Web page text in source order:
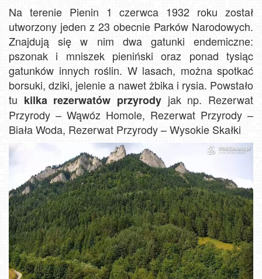
Na terenie Pienin 1 czerwca 1932 roku został
utworzony jeden z 23 obecnie Parków Narodowych.
Znajdują się w nim dwa gatunki endemiczne:
pszonak i mniszek pieniński oraz ponad tysiąc
gatunków innych roślin. W lasach, można spotkać
borsuki, dziki, jelenie a nawet żbika i rysia. Powstało
tu kilka rezerwatów przyrody jak np. Rezerwat
Przyrody – Wąwóz Homole, Rezerwat Przyrody –
Biała Woda, Rezerwat Przyrody – Wysokie Skałki